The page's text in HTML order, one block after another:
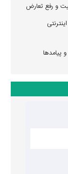
و رفع تعارض
پیامدها